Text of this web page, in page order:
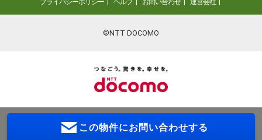
プライバシーポリシー ヘルプ お問い合わせ 運営会社
©NTT DOCOMO
この物件にお問い合わせする